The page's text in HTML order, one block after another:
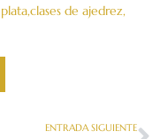
,clases de ajedrez,
ENTRADA SIGUIENTE